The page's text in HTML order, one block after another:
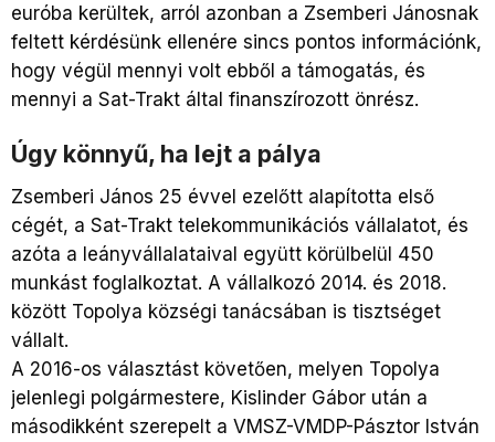
euróba kerültek, arról azonban a Zsemberi Jánosnak
feltett kérdésünk ellenére sincs pontos információnk,
hogy végül mennyi volt ebből a támogatás, és
mennyi a Sat-Trakt által finanszírozott önrész.
Úgy könnyű, ha lejt a pálya
Zsemberi János 25 évvel ezelőtt alapította első
cégét, a Sat-Trakt telekommunikációs vállalatot, és
azóta a leányvállalataival együtt körülbelül 450
munkást foglalkoztat. A vállalkozó 2014. és 2018.
között Topolya községi tanácsában is tisztséget
vállalt.
A 2016-os választást követően, melyen Topolya
jelenlegi polgármestere, Kislinder Gábor után a
másodikként szerepelt a VMSZ-VMDP-Pásztor István